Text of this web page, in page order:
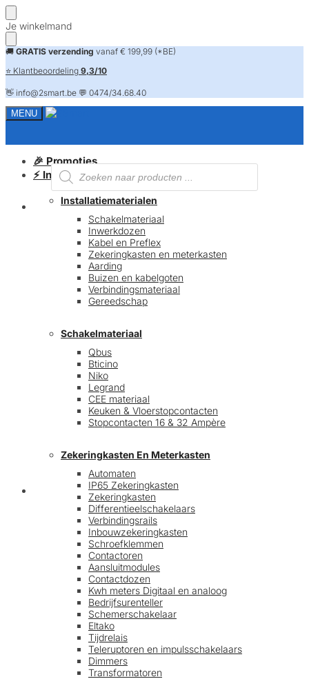
Skip
to
navigation
Skip
to
content
Je winkelmand
🚚 GRATIS verzending vanaf € 199,99 (*BE)
⭐ Klantbeoordeling 9,3/10
👋 info@2smart.be 💬 0474/34.68.40
MENU
Producten
zoeken
FAQ
🎉 Promoties
⚡ Installatiematerialen
Installatiematerialen
Schakelmateriaal
Inwerkdozen
Kabel en Preflex
Zekeringkasten en meterkasten
Aarding
Buizen en kabelgoten
Verbindingsmateriaal
Gereedschap
Schakelmateriaal
Qbus
Bticino
Niko
Legrand
CEE materiaal
Keuken & Vloerstopcontacten
Stopcontacten 16 & 32 Ampère
Zekeringkasten En Meterkasten
Automaten
IP65 Zekeringkasten
Zekeringkasten
Differentieelschakelaars
Verbindingsrails
Inbouwzekeringkasten
Schroefklemmen
Contactoren
Aansluitmodules
Contactdozen
Kwh meters Digitaal en analoog
Bedrijfsurenteller
Schemerschakelaar
Eltako
Tijdrelais
Teleruptoren en impulsschakelaars
Dimmers
Transformatoren